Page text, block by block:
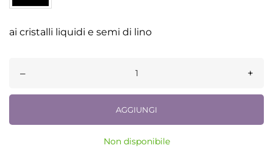
ai cristalli liquidi e semi di lino
– +
AGGIUNGI
Non disponibile